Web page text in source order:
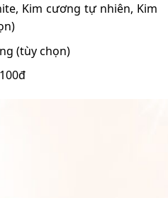
Kim cương tự nhiên, Kim
(tùy chọn)